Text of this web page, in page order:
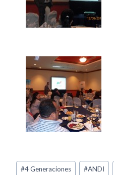
#4 Generaciones #ANDI